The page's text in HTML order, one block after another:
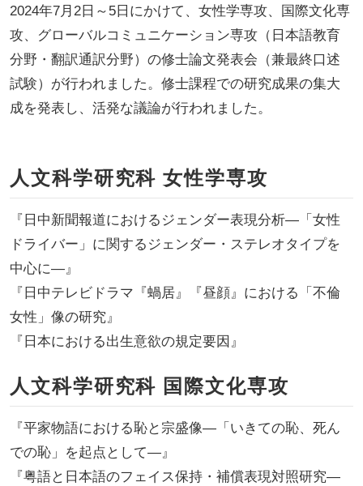
2024年7月2日～5日にかけて、女性学専攻、国際文化専
攻、グローバルコミュニケーション専攻（日本語教育
分野・翻訳通訳分野）の修士論文発表会（兼最終口述
試験）が行われました。修士課程での研究成果の集大
成を発表し、活発な議論が行われました。
人文科学研究科 女性学専攻
『日中新聞報道におけるジェンダー表現分析―「女性
ドライバー」に関するジェンダー・ステレオタイプを
中心に―』
『日中テレビドラマ『蝸居』『昼顔』における「不倫
女性」像の研究』
『日本における出生意欲の規定要因』
人文科学研究科 国際文化専攻
『平家物語における恥と宗盛像―「いきての恥、死ん
での恥」を起点として―』
『粤語と日本語のフェイス保持・補償表現対照研究―